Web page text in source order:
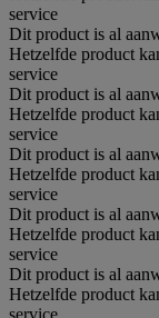
service
Dit product is al
Hetzelfde product
service
Dit product is al
Hetzelfde product
service
Dit product is al
Hetzelfde product
service
Dit product is al
Hetzelfde product
service
Dit product is al
Hetzelfde product